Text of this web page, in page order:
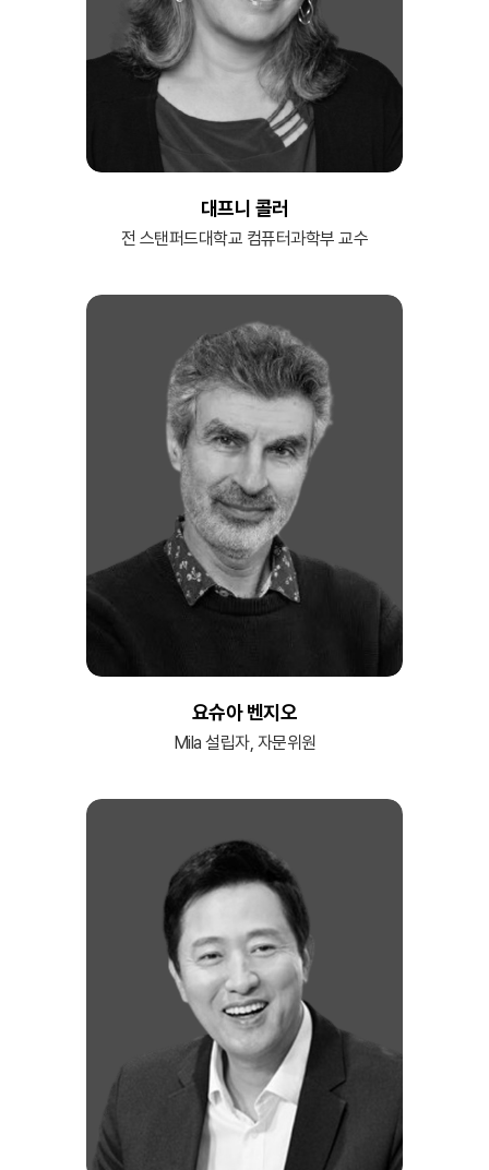
대프니 콜러
전 스탠퍼드대학교 컴퓨터과학부 교수
요슈아 벤지오
Mila 설립자, 자문위원